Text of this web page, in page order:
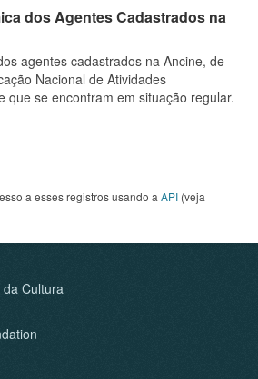
dos Agentes Cadastrados na
agentes cadastrados na Ancine, de
Nacional de Atividades
que se encontram em situação regular.
a esses registros usando a API (veja
Cultura